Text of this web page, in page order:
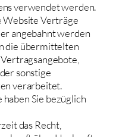
verwendet werden.
Website Verträge
angebahnt werden
die übermittelten
sonstige
verarbeitet.
Sie bezüglich
das Recht,